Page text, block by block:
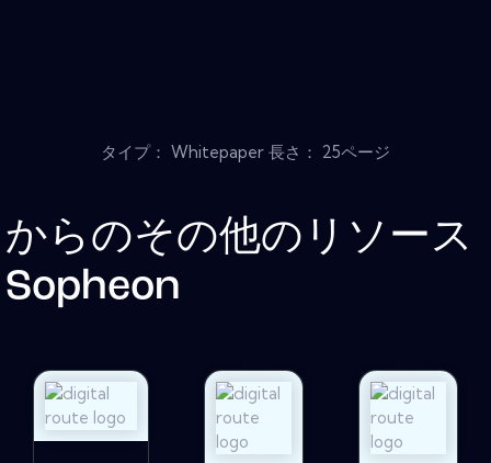
タイプ： Whitepaper 長さ： 25ページ
からのその他のリソース
Sopheon